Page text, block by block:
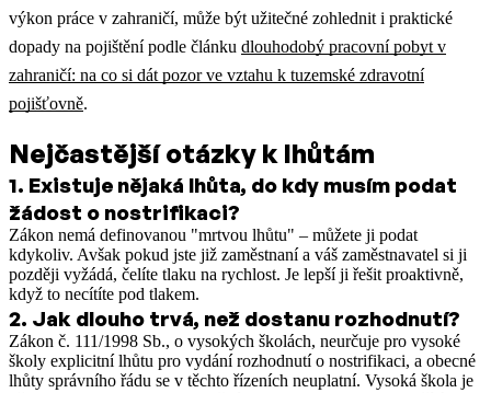
výkon práce v zahraničí, může být užitečné zohlednit i praktické
dopady na pojištění podle článku dlouhodobý pracovní pobyt v
zahraničí: na co si dát pozor ve vztahu k tuzemské zdravotní
pojišťovně.
Nejčastější otázky k lhůtám
1. Existuje nějaká lhůta, do kdy musím podat
žádost o nostrifikaci?
Zákon nemá definovanou "mrtvou lhůtu" – můžete ji podat
kdykoliv. Avšak pokud jste již zaměstnaní a váš zaměstnavatel si ji
později vyžádá, čelíte tlaku na rychlost. Je lepší ji řešit proaktivně,
když to necítíte pod tlakem.
2. Jak dlouho trvá, než dostanu rozhodnutí?
Zákon č. 111/1998 Sb., o vysokých školách, neurčuje pro vysoké
školy explicitní lhůtu pro vydání rozhodnutí o nostrifikaci, a obecné
lhůty správního řádu se v těchto řízeních neuplatní. Vysoká škola je